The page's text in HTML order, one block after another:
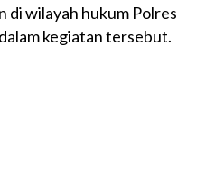
di wilayah hukum Polres
kegiatan tersebut.